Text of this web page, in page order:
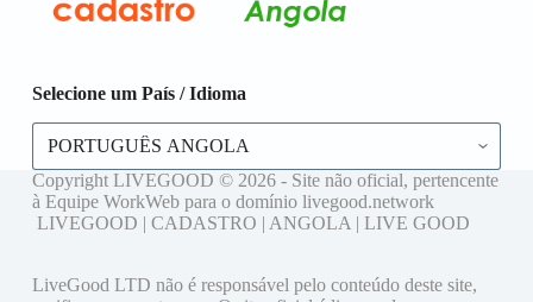
Selecione um País / Idioma
Selecione
um
País
/
Idioma
Copyright LIVEGOOD © 2026 - Site não oficial, pertencente
à Equipe WorkWeb para o domínio livegood.network
LIVEGOOD | CADASTRO | ANGOLA | LIVE GOOD
LiveGood LTD não é responsável pelo conteúdo deste site,